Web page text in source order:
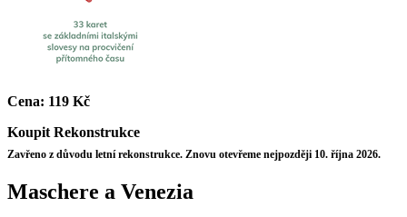
Cena: 119 Kč
KoupitRekonstrukce
Zavřeno z důvodu letní rekonstrukce. Znovu otevřeme nejpozději 10. října 2026.
Maschere a Venezia